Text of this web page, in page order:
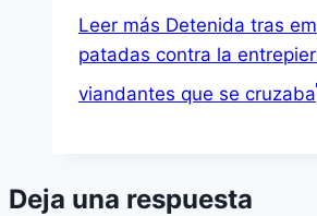
Leer más Detenida tras
patadas contra la
viandantes que se cruzaba
Deja una respuesta